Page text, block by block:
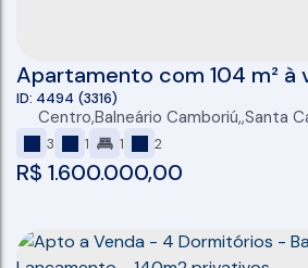
Apartamento com 104 m² à
de Balneário Camboriú
R$ 1.600.000,00
4494 (3316)
Centro,Balneário Camboriú ,Santa
3 1 1 2